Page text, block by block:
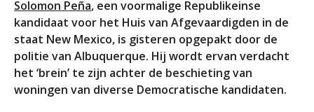
Solomon Peña, een voormalige Republikeinse
kandidaat voor het Huis van Afgevaardigden in de
staat New Mexico, is gisteren opgepakt door de
politie van Albuquerque. Hij wordt ervan verdacht
het ‘brein’ te zijn achter de beschieting van
woningen van diverse Democratische kandidaten.